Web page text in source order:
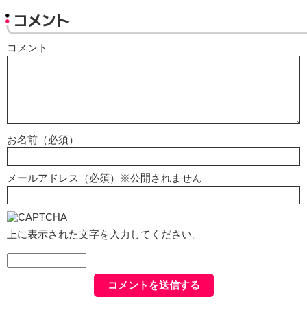
コメント
コメント
お名前（必須）
メールアドレス（必須）※公開されません
上に表示された文字を入力してください。